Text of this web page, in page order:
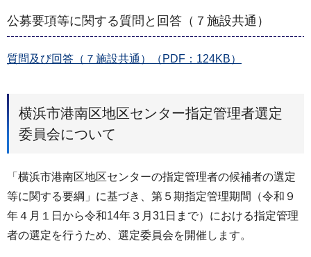
公募要項等に関する質問と回答（７施設共通）
質問及び回答（７施設共通）（PDF：124KB）
横浜市港南区地区センター指定管理者選定
委員会について
「横浜市港南区地区センターの指定管理者の候補者の選定
等に関する要綱」に基づき、第５期指定管理期間（令和９
年４月１日から令和14年３月31日まで）における指定管理
者の選定を行うため、選定委員会を開催します。